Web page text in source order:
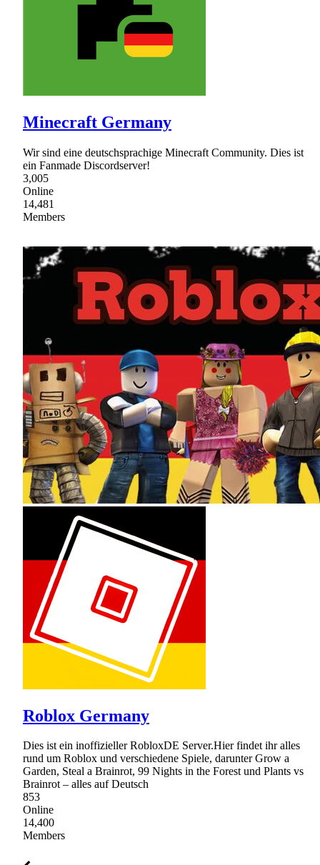
Minecraft Germany
Wir sind eine deutschsprachige Minecraft Community. Dies ist
ein Fanmade Discordserver!
3,005
Online
14,481
Members
Roblox Germany
Dies ist ein inoffizieller RobloxDE Server.Hier findet ihr alles
rund um Roblox und verschiedene Spiele, darunter Grow a
Garden, Steal a Brainrot, 99 Nights in the Forest und Plants vs
Brainrot – alles auf Deutsch
853
Online
14,400
Members